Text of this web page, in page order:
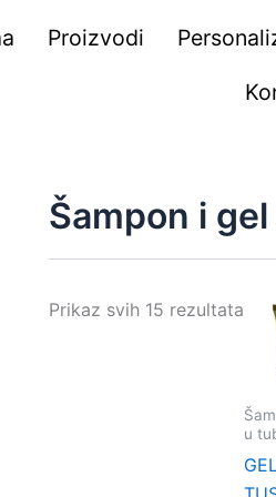
Proizvodi
Šampon i
Prikaz svih 15 rezultata
u